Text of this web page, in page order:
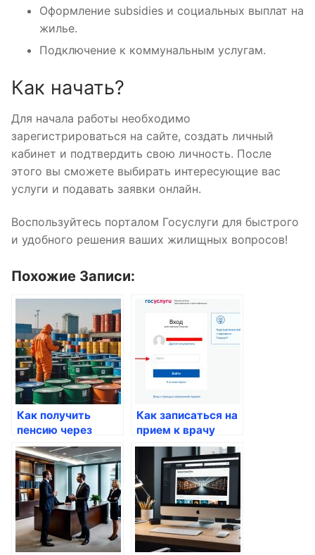
Оформление subsidies и социальных выплат на
жилье.
Подключение к коммунальным услугам.
Как начать?
Для начала работы необходимо
зарегистрироваться на сайте, создать личный
кабинет и подтвердить свою личность. После
этого вы сможете выбирать интересующие вас
услуги и подавать заявки онлайн.
Воспользуйтесь порталом Госуслуги для быстрого
и удобного решения ваших жилищных вопросов!
Похожие Записи:
Как получить
пенсию через
портал Госуслуги
Как записаться на
прием к врачу
через портал
Госуслуги